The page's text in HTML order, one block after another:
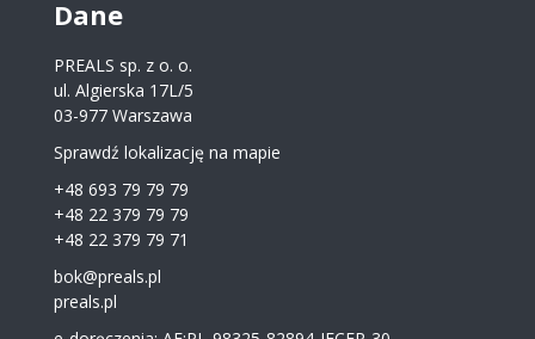
Dane
PREALS sp. z o. o.
ul. Algierska 17L/5
03-977 Warszawa
Sprawdź lokalizację na mapie
+48 693 79 79 79
+48 22 379 79 79
+48 22 379 79 71
bok@preals.pl
preals.pl